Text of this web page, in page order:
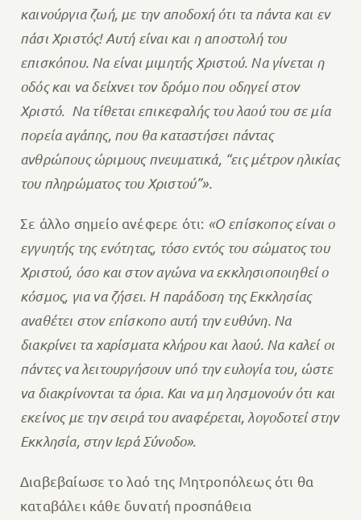
καινούργια ζωή, με την αποδοχή ότι τα πάντα και εν
πάσι Χριστός! Αυτή είναι και η αποστολή του
επισκόπου. Να είναι μιμητής Χριστού. Να γίνεται η
οδός και να δείχνει τον δρόμο που οδηγεί στον
Χριστό. Να τίθεται επικεφαλής του λαού του σε μία
πορεία αγάπης, που θα καταστήσει πάντας
ανθρώπους ώριμους πνευματικά, “εις μέτρον ηλικίας
του πληρώματος του Χριστού”».
Σε άλλο σημείο ανέφερε ότι: «Ο επίσκοπος είναι ο
εγγυητής της ενότητας, τόσο εντός του σώματος του
Χριστού, όσο και στον αγώνα να εκκλησιοποιηθεί ο
κόσμος, για να ζήσει. Η παράδοση της Εκκλησίας
αναθέτει στον επίσκοπο αυτή την ευθύνη. Να
διακρίνει τα χαρίσματα κλήρου και λαού. Να καλεί οι
πάντες να λειτουργήσουν υπό την ευλογία του, ώστε
να διακρίνονται τα όρια. Και να μη λησμονούν ότι και
εκείνος με την σειρά του αναφέρεται, λογοδοτεί στην
Εκκλησία, στην Ιερά Σύνοδο».
Διαβεβαίωσε το λαό της Μητροπόλεως ότι θα
καταβάλει κάθε δυνατή προσπάθεια